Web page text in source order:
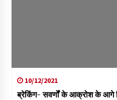
10/12/2021
ब्रेकिंग- सवर्णों के आक्रोश के आगे